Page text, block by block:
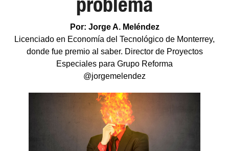
Por: Jorge A. Meléndez
Licenciado en Economía del Tecnológico de Monterrey,
donde fue premio al saber. Director de Proyectos
Especiales para Grupo Reforma
@jorgemelendez